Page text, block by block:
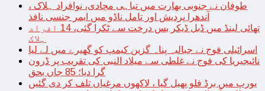
طوفان نے جنوبی بھارت میں تباہی مچادی، نوافراد ہلاک ،
آندھرا پردیش اور تامل ناڈو میں ایمر جنسی نافذ
تھائی لینڈ میں ڈبل ڈیکر بس درخت سے ٹکرا گئی، 14 افراد
ہلاک
اسرائیلی فوج نے جبالیہ پناہ گزین کیمپ کو گھیرے میں لے لیا
نائیجیریا کی فوج نے غلطی سے میلاد النبی کی تقریب پر ڈرون
گرا دیا؛ 85 جاں بحق
یورپ میں برڈ فلو پھیل گیا ، لاکھوں مرغیاں تلف کر دی گئیں